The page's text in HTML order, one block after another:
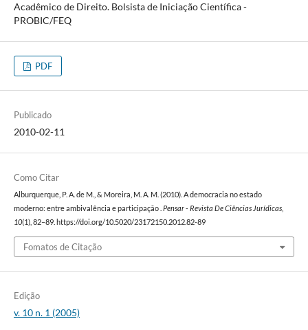
Acadêmico de Direito. Bolsista de Iniciação Científica -
PROBIC/FEQ
PDF
Publicado
2010-02-11
Como Citar
Alburquerque, P. A. de M., & Moreira, M. A. M. (2010). A democracia no estado
moderno: entre ambivalência e participação . Pensar - Revista De Ciências Jurídicas,
10(1), 82–89. https://doi.org/10.5020/23172150.2012.82-89
Fomatos de Citação
Edição
v. 10 n. 1 (2005)